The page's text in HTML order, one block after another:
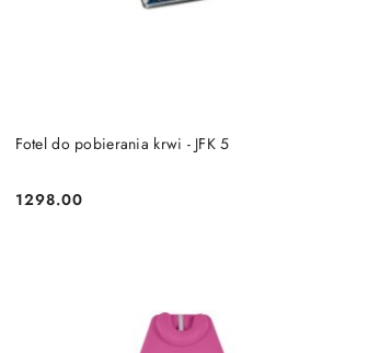
Fotel do pobierania krwi - JFK 5
Cena:
1298.00
DO KOSZYKA